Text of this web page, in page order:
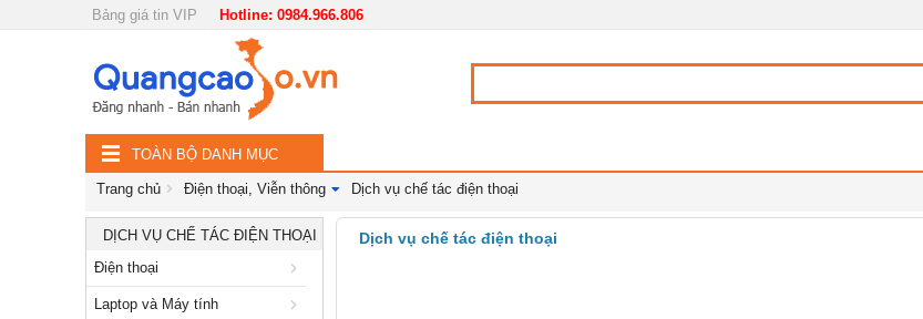
Bảng giá tin VIP Hotline: 0984.966.806
Nội, ngoại thất
Đồ gia dụng
Điện thoại, Viễn thông
Điện thoại
Laptop và Máy tính
Điện tử và âm thanh
Kỹ thuật số
TOÀN BỘ DANH MỤC
Trang chủ Điện thoại, Viễn thông Dịch vụ chế tác điện thoại
DỊCH VỤ CHẾ TÁC ĐIỆN THOẠI
Điện thoại
Laptop và Máy tính
Dịch vụ chế tác điện thoại